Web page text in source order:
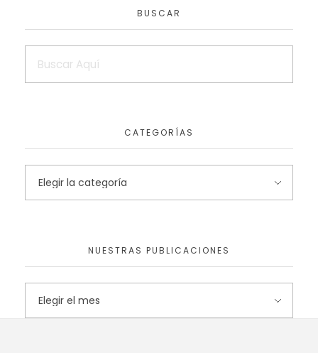
BUSCAR
CATEGORÍAS
NUESTRAS PUBLICACIONES